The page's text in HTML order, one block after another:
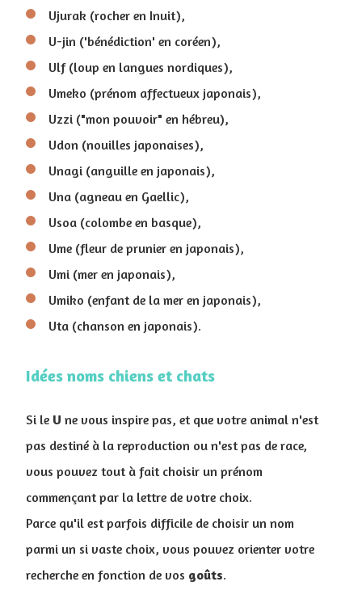
Ujurak (rocher en Inuit),
U-jin ('bénédiction' en coréen),
Ulf (loup en langues nordiques),
Umeko (prénom affectueux japonais),
Uzzi ("mon pouvoir" en hébreu),
Udon (nouilles japonaises),
Unagi (anguille en japonais),
Una (agneau en Gaellic),
Usoa (colombe en basque),
Ume (fleur de prunier en japonais),
Umi (mer en japonais),
Umiko (enfant de la mer en japonais),
Uta (chanson en japonais).
Idées noms chiens et chats
Si le U ne vous inspire pas, et que votre animal n'est
pas destiné à la reproduction ou n'est pas de race,
vous pouvez tout à fait choisir un prénom
commençant par la lettre de votre choix.
Parce qu'il est parfois difficile de choisir un nom
parmi un si vaste choix, vous pouvez orienter votre
recherche en fonction de vos goûts.